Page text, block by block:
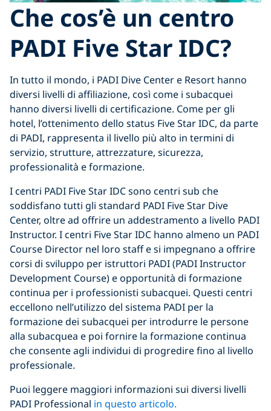
Che cos’è un centro
PADI Five Star IDC?
In tutto il mondo, i PADI Dive Center e Resort hanno
diversi livelli di affiliazione, così come i subacquei
hanno diversi livelli di certificazione. Come per gli
hotel, l’ottenimento dello status Five Star IDC, da parte
di PADI, rappresenta il livello più alto in termini di
servizio, strutture, attrezzature, sicurezza,
professionalità e formazione.
I centri PADI Five Star IDC sono centri sub che
soddisfano tutti gli standard PADI Five Star Dive
Center, oltre ad offrire un addestramento a livello PADI
Instructor. I centri Five Star IDC hanno almeno un PADI
Course Director nel loro staff e si impegnano a offrire
corsi di sviluppo per istruttori PADI (PADI Instructor
Development Course) e opportunità di formazione
continua per i professionisti subacquei. Questi centri
eccellono nell’utilizzo del sistema PADI per la
formazione dei subacquei per introdurre le persone
alla subacquea e poi fornire la formazione continua
che consente agli individui di progredire fino al livello
professionale.
Puoi leggere maggiori informazioni sui diversi livelli
PADI Professional in questo articolo.